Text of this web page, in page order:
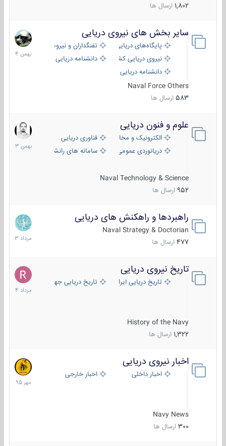
1,802 ارسال ها
سایر بخش های نیروی دریایی
پایگاه‌های دریایی
تفنگداران و نیروهای ویژه‌ی دریایی
نیروی دریایی کشورهای مختلفدانشنامه دریایی
دانشنامه دریایی کپی
Naval Force Others
583 ارسال ها
22
بهمن
1404
علوم و فنون دریایی
الکترونیک و مخابرات دریاییفناوری دریایی
دریانوردی عمومی
سامانه های رانشی دریایی
Naval Technology & Science
952 ارسال ها
6
بهمن
1403
راهبردها و راهکنش های دریایی
Naval Strategy & Doctorian
477 ارسال ها
2
مرداد
1403
تاریخ نیروی دریایی
تاریخ دریایی ایران تاریخ دریایی جهان
History of the Navy
1,322 ارسال ها
16
مرداد
1404
اخبار نیروی دریایی
اخبار داخلی اخبار خارجی
Navy News
300 ارسال ها
27
مهر
1395